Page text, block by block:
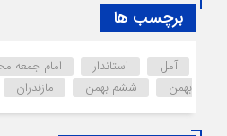
برچسب ها
آمل استاندار امام جمعه
بهمن
ششم بهمن مازندران